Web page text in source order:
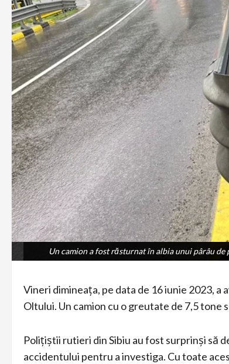
Un camion a fost răsturnat în albia unui pârâu
Un camion a fost răsturnat în albia unui pârâu
Vineri dimineața, pe data de 16 iunie 2023, a
Oltului. Un camion cu o greutate de 7,5 tone
Polițiștii rutieri din Sibiu au fost surprinși să
accidentului pentru a investiga. Cu toate